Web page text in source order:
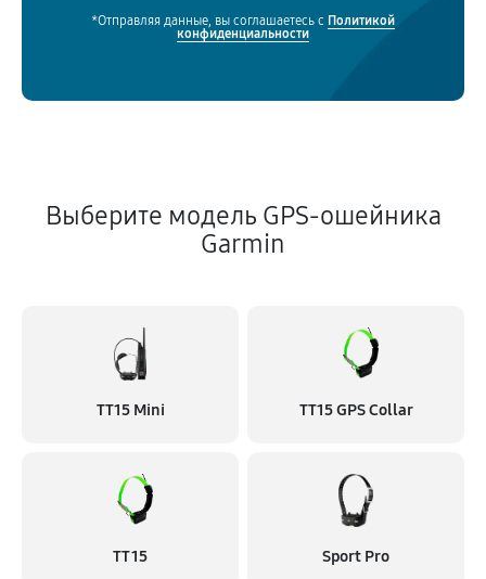
*Отправляя данные, вы соглашаетесь с Политикой
конфиденциальности
Выберите модель GPS-ошейника
Garmin
TT15 Mini TT15 GPS Collar
TT 15 Sport Pro